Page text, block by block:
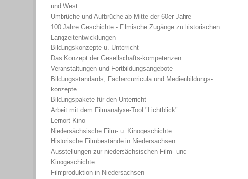
und West
Umbrüche und Aufbrüche ab Mitte der 60er Jahre
100 Jahre Geschichte - Filmische Zugänge zu historischen
Langzeitentwicklungen
Bildungskonzepte u. Unterricht
Das Konzept der Gesellschafts-kompetenzen
Veranstaltungen und Fortbildungsangebote
Bildungsstandards, Fächercurricula und Medienbildungs-
konzepte
Bildungspakete für den Unterricht
Arbeit mit dem Filmanalyse-Tool "Lichtblick"
Lernort Kino
Niedersächsische Film- u. Kinogeschichte
Historische Filmbestände in Niedersachsen
Ausstellungen zur niedersächsischen Film- und
Kinogeschichte
Filmproduktion in Niedersachsen